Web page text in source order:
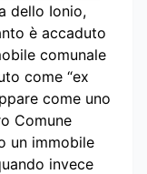
dello Ionio,
è accaduto
comunale
come “ex
come uno
Comune
un immobile
invece